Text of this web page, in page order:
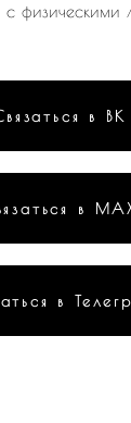
физическими
в ВК
в
в